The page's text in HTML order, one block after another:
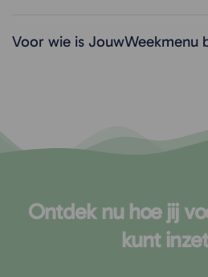
Voor wie is JouwWeekmenu
Ontdek nu hoe jij
kunt